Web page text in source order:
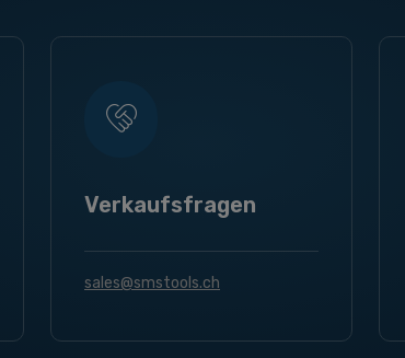
Verkaufsfragen
sales@smstools.ch